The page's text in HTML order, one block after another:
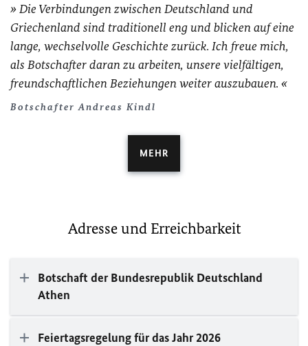
Die Verbindungen zwischen Deutschland und
Griechenland sind traditionell eng und blicken auf eine
lange, wechselvolle Geschichte zurück. Ich freue mich,
als Botschafter daran zu arbeiten, unsere vielfältigen,
freundschaftlichen Beziehungen weiter auszubauen.
Botschafter Andreas Kindl
MEHR
Adresse und Erreichbarkeit
Botschaft der Bundesrepublik Deutschland
Athen
Feiertagsregelung für das Jahr 2026